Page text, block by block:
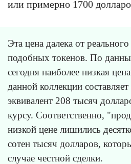
или примерно 1700
Эта цена далека от
подобных токенов. По
сегодня наиболее низкая
данной коллекции
эквивалент 208 тысяч
курсу. Соответственно,
низкой цене лишились
сотен тысяч долларов,
случае честной сделки.